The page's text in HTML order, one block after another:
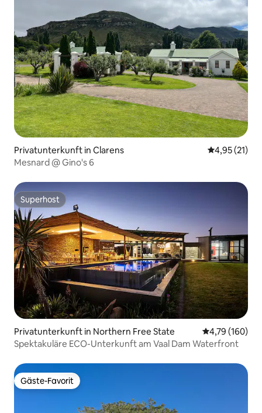
Privatunterkunft in Clarens
4,95 (21)
Mesnard @ Gino's 6
Superhost
Superhost
Privatunterkunft in Northern Free State
4,79 (160)
Spektakuläre ECO-Unterkunft am Vaal Dam Waterfront
Gäste-Favorit
Gäste-Favorit